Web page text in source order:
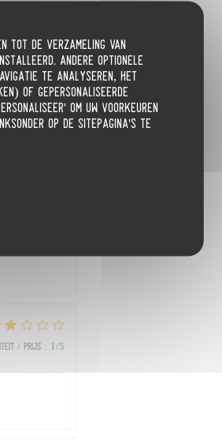
tot de verzameling van
Andere optionele
te analyseren, het
of gepersonaliseerde
om uw voorkeuren
op de sitepagina's te
/ Prijs 5 /5
/ Prijs : 1/5